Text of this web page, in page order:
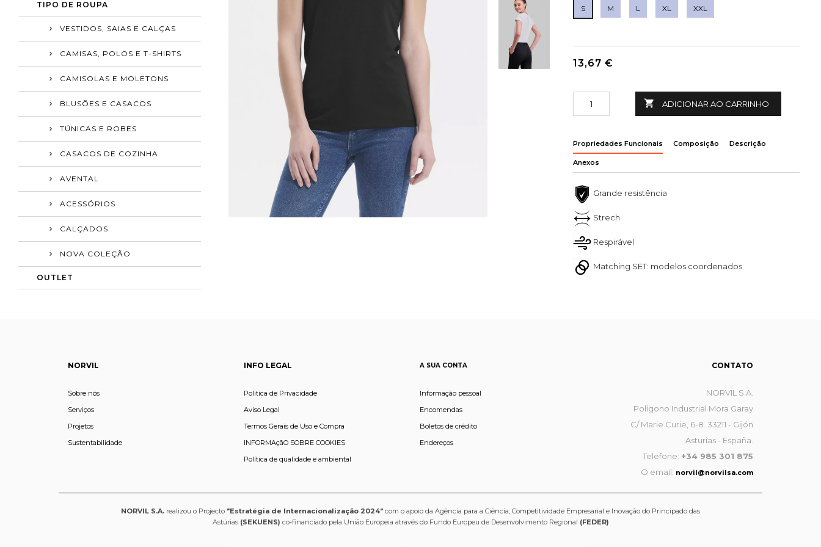
TIPO DE ROUPA
VESTIDOS, SAIAS E CALÇAS
CAMISAS, POLOS E T-SHIRTS
CAMISOLAS E MOLETONS
BLUSÕES E CASACOS
TÚNICAS E ROBES
CASACOS DE COZINHA
AVENTAL
ACESSÓRIOS
CALÇADOS
NOVA COLEÇÃO
OUTLET
S M L XL XXL
13,67 €
 ADICIONAR AO CARRINHO
Propriedades Funcionais Composição Descrição
Anexos
Grande resistência
Strech
Respirável
Matching SET: modelos coordenados
NORVIL
Sobre nós
Serviços
Projetos
Sustentabilidade
INFO LEGAL
Politica de Privacidade
Aviso Legal
Termos Gerais de Uso e Compra
INFORMAçãO SOBRE COOKIES
Política de qualidade e ambiental
A SUA CONTA
Informação pessoal
Encomendas
Boletos de crédito
Endereços
CONTATO
NORVIL S.A.
Polígono Industrial Mora Garay
C/ Marie Curie, 6-8. 33211 - Gijón
Asturias - España.
Telefone: +34 985 301 875
O email: norvil@norvilsa.com
NORVIL S.A. realizou o Projecto "Estratégia de Internacionalização 2024" com o apoio da Agência para a Ciência, Competitividade Empresarial e Inovação do Principado das
Astúrias (SEKUENS) co-financiado pela União Europeia através do Fundo Europeu de Desenvolvimento Regional (FEDER)